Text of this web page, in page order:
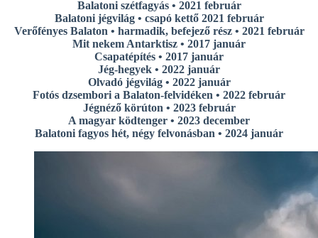
Balatoni szétfagyás • 2021 február
Balatoni jégvilág • csapó kettő 2021 február
Verőfényes Balaton • harmadik, befejező rész • 2021 február
Mit nekem Antarktisz • 2017 január
Csapatépítés • 2017 január
Jég-hegyek • 2022 január
Olvadó jégvilág • 2022 január
Fotós dzsembori a Balaton-felvidéken • 2022 február
Jégnéző körúton • 2023 február
A magyar ködtenger • 2023 december
Balatoni fagyos hét, négy felvonásban • 2024 január